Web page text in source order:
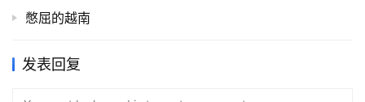
憋屈的越南
发表回复